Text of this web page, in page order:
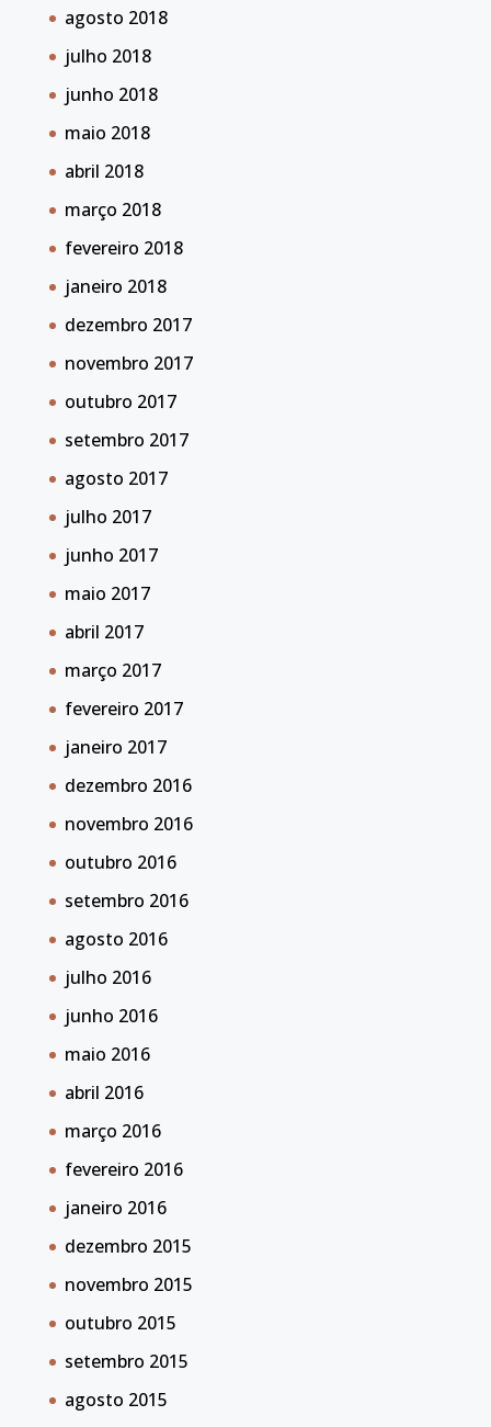
agosto 2018
julho 2018
junho 2018
maio 2018
abril 2018
março 2018
fevereiro 2018
janeiro 2018
dezembro 2017
novembro 2017
outubro 2017
setembro 2017
agosto 2017
julho 2017
junho 2017
maio 2017
abril 2017
março 2017
fevereiro 2017
janeiro 2017
dezembro 2016
novembro 2016
outubro 2016
setembro 2016
agosto 2016
julho 2016
junho 2016
maio 2016
abril 2016
março 2016
fevereiro 2016
janeiro 2016
dezembro 2015
novembro 2015
outubro 2015
setembro 2015
agosto 2015